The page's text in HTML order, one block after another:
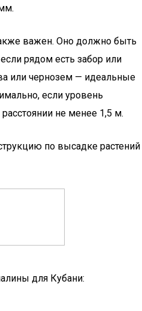
важен. Оно должно быть
рядом есть забор или
или чернозем — идеальные
если уровень
не менее 1,5 м.
по высадке растений
для Кубани: